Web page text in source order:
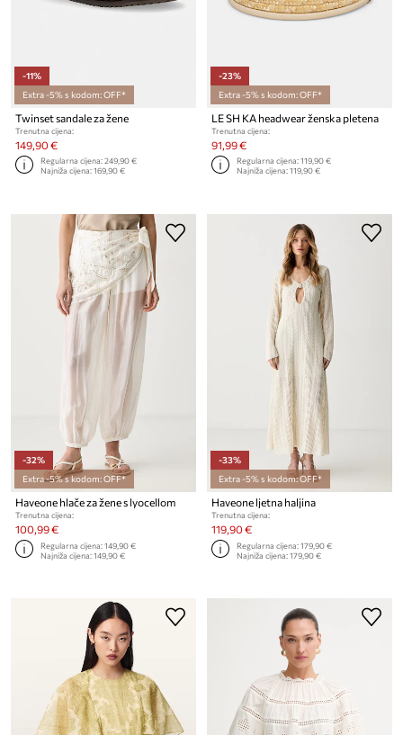
-11%
Extra -5% s kodom: OFF*
Twinset sandale za žene
Trenutna cijena:
149,90 €
Regularna cijena:249,90 €
Najniža cijena:169,90 €
-23%
Extra -5% s kodom: OFF*
LE SH KA headwear ženska pletena
Trenutna cijena:
91,99 €
Regularna cijena:119,90 €
Najniža cijena:119,90 €
-32%
Extra -5% s kodom: OFF*
Haveone hlače za žene s lyocellom
Trenutna cijena:
100,99 €
Regularna cijena:149,90 €
Najniža cijena:149,90 €
-33%
Extra -5% s kodom: OFF*
Haveone ljetna haljina
Trenutna cijena:
119,90 €
Regularna cijena:179,90 €
Najniža cijena:179,90 €